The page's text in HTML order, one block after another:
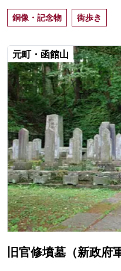
元町公園の開園に合わせ
銅像・記念物 街歩き
元町・函館山
旧官修墳墓（新政府